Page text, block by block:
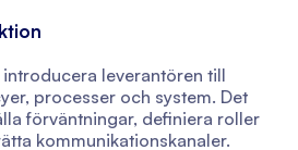
leverantören till
processer och system. Det
förväntningar, definiera roller
kommunikationskanaler.